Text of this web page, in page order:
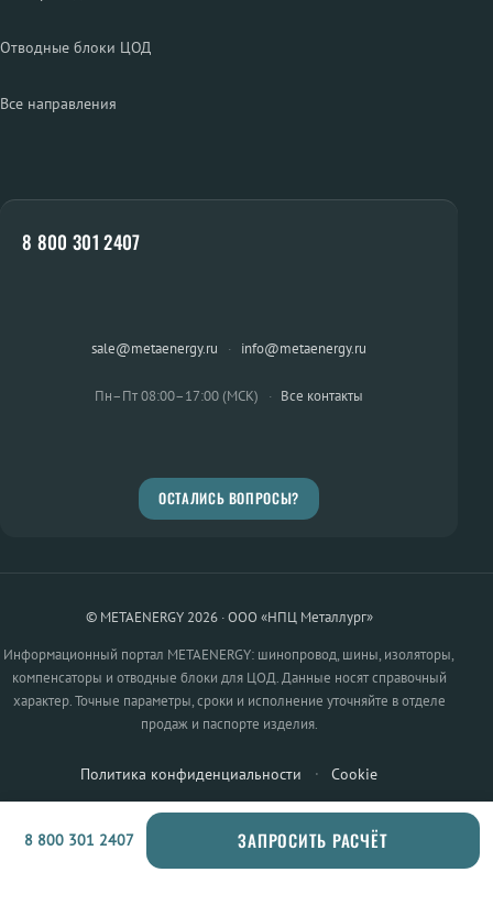
Отводные блоки ЦОД
Все направления
8 800 301 2407
sale@metaenergy.ru · info@metaenergy.ru
Пн–Пт 08:00–17:00 (МСК) · Все контакты
ОСТАЛИСЬ ВОПРОСЫ?
© METAENERGY 2026 · ООО «НПЦ Металлург»
Информационный портал METAENERGY: шинопровод, шины, изоляторы,
компенсаторы и отводные блоки для ЦОД. Данные носят справочный
характер. Точные параметры, сроки и исполнение уточняйте в отделе
продаж и паспорте изделия.
Политика конфиденциальности · Cookie
8 800 301 2407 ЗАПРОСИТЬ РАСЧЁТ